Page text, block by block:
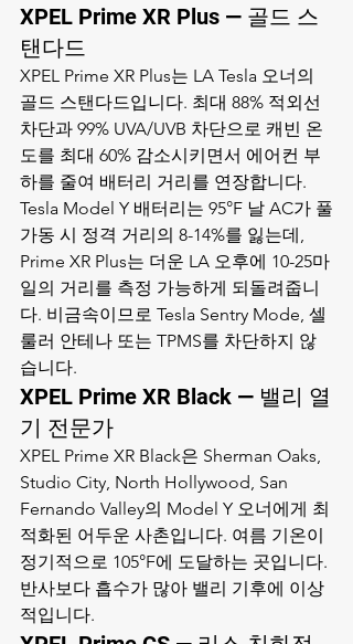
XPEL Prime XR Plus — 골드 스
탠다드
XPEL Prime XR Plus는 LA Tesla 오너의
골드 스탠다드입니다. 최대 88% 적외선
차단과 99% UVA/UVB 차단으로 캐빈 온
도를 최대 60% 감소시키면서 에어컨 부
하를 줄여 배터리 거리를 연장합니다.
Tesla Model Y 배터리는 95°F 날 AC가 풀
가동 시 정격 거리의 8-14%를 잃는데,
Prime XR Plus는 더운 LA 오후에 10-25마
일의 거리를 측정 가능하게 되돌려줍니
다. 비금속이므로 Tesla Sentry Mode, 셀
룰러 안테나 또는 TPMS를 차단하지 않
습니다.
XPEL Prime XR Black — 밸리 열
기 전문가
XPEL Prime XR Black은 Sherman Oaks,
Studio City, North Hollywood, San
Fernando Valley의 Model Y 오너에게 최
적화된 어두운 사촌입니다. 여름 기온이
정기적으로 105°F에 도달하는 곳입니다.
반사보다 흡수가 많아 밸리 기후에 이상
적입니다.